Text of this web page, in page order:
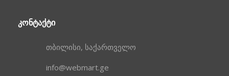
ᲙᲝᲜᲢᲐᲥᲢᲘ
თბილისი, საქართველო
info@webmart.ge